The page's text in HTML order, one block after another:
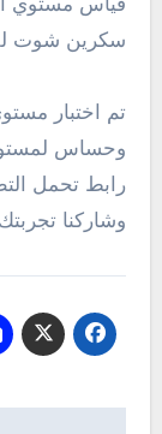
سكرين شوت
تم اختبار
وحساس
رابط تحمل
وشاركنا